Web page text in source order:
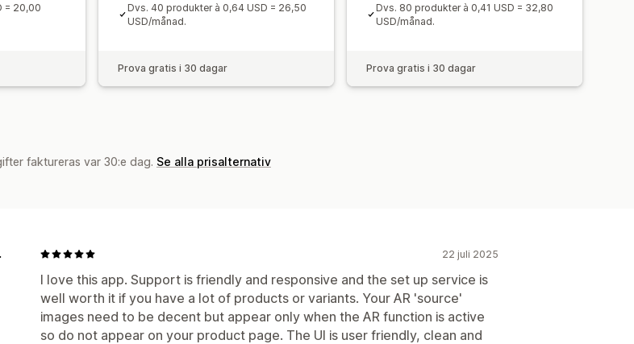
= 20,00
Dvs. 40 produkter à 0,64 USD = 26,50
USD/månad.
Prova gratis i 30 dagar
Dvs. 80 produkter à 0,41 USD = 32,80
USD/månad.
Prova gratis i 30 dagar
faktureras var 30:e dag. Se alla prisalternativ
22 juli 2025
I love this app. Support is friendly and responsive and the set up service is
well worth it if you have a lot of products or variants. Your AR 'source'
images need to be decent but appear only when the AR function is active
so do not appear on your product page. The UI is user friendly, clean and